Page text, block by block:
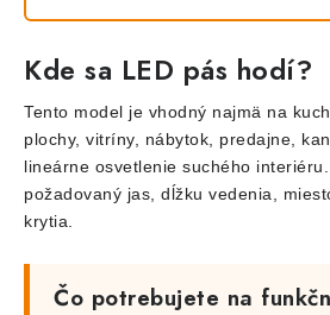
Kde sa LED pás hodí?
Tento model je vhodný najmä na
plochy, vitríny, nábytok, predajne,
lineárne osvetlenie suchého
požadovaný jas, dĺžku vedenia,
krytia.
Čo potrebujete na